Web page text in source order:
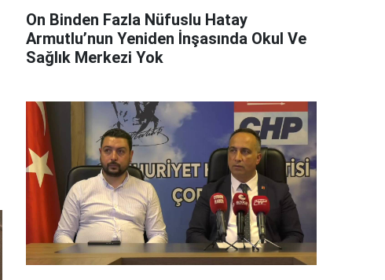
On Binden Fazla Nüfuslu Hatay
Armutlu’nun Yeniden İnşasında Okul Ve
Sağlık Merkezi Yok